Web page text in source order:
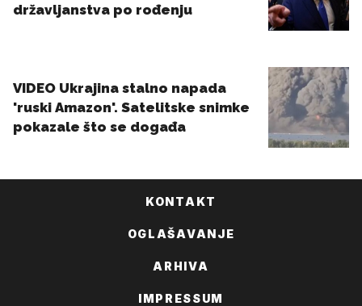
KONTAKT
OGLAŠAVANJE
ARHIVA
IMPRESSUM